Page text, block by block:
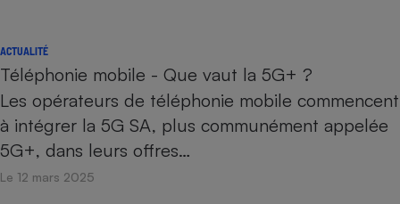
ACTUALITÉ
Téléphonie mobile - Que vaut la 5G+ ?
Les opérateurs de téléphonie mobile commencent
à intégrer la 5G SA, plus communément appelée
5G+, dans leurs offres…
Le 12 mars 2025